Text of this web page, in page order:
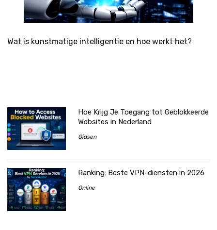
Wat is kunstmatige intelligentie en hoe werkt het?
Hoe Krijg Je Toegang tot Geblokkeerde
Websites in Nederland
Gidsen
Ranking: Beste VPN-diensten in 2026
Online